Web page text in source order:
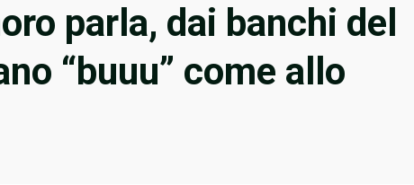
parla, dai banchi del
“buuu” come allo